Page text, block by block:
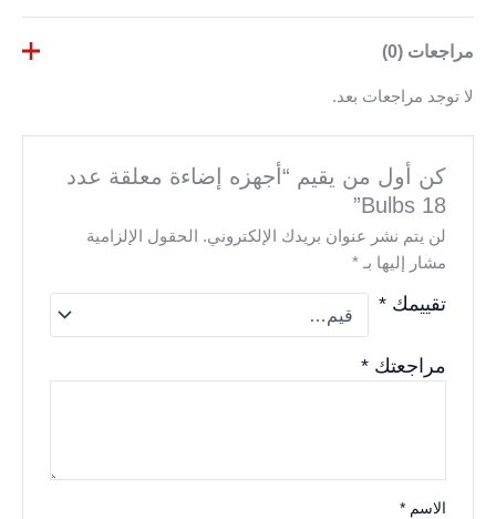
مراجعات (0)
لا توجد مراجعات بعد.
كن أول من يقيم “أجهزه إضاءة معلقة عدد
18 Bulbs”
لن يتم نشر عنوان بريدك الإلكتروني.
الحقول الإلزامية
مشار إليها بـ*
تقييمك*
مراجعتك*
الاسم*